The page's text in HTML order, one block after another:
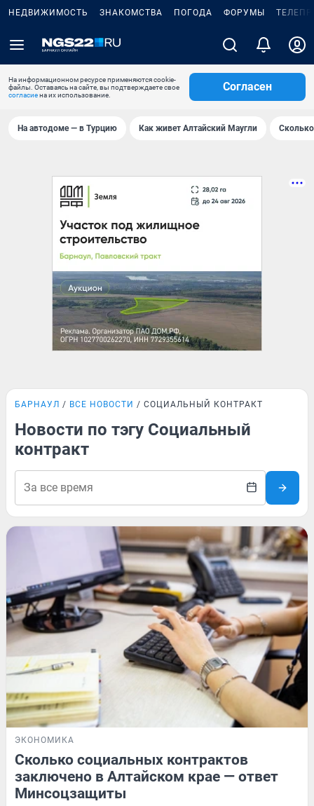
НЕДВИЖИМОСТЬ ЗНАКОМСТВА ПОГОДА ФОРУМЫ
На информационном ресурсе применяются cookie-
файлы. Оставаясь на сайте, вы подтверждаете свое
согласиена их использование.
Согласен
На автодоме — в Турцию Как живет Алтайский Маугли
БАРНАУЛ ВСЕ НОВОСТИ СОЦИАЛЬНЫЙ КОНТРАКТ
Новости по тэгу Социальный
контракт
ЭКОНОМИКА
Сколько социальных контрактов
заключено в Алтайском крае — ответ
Минсоцзащиты